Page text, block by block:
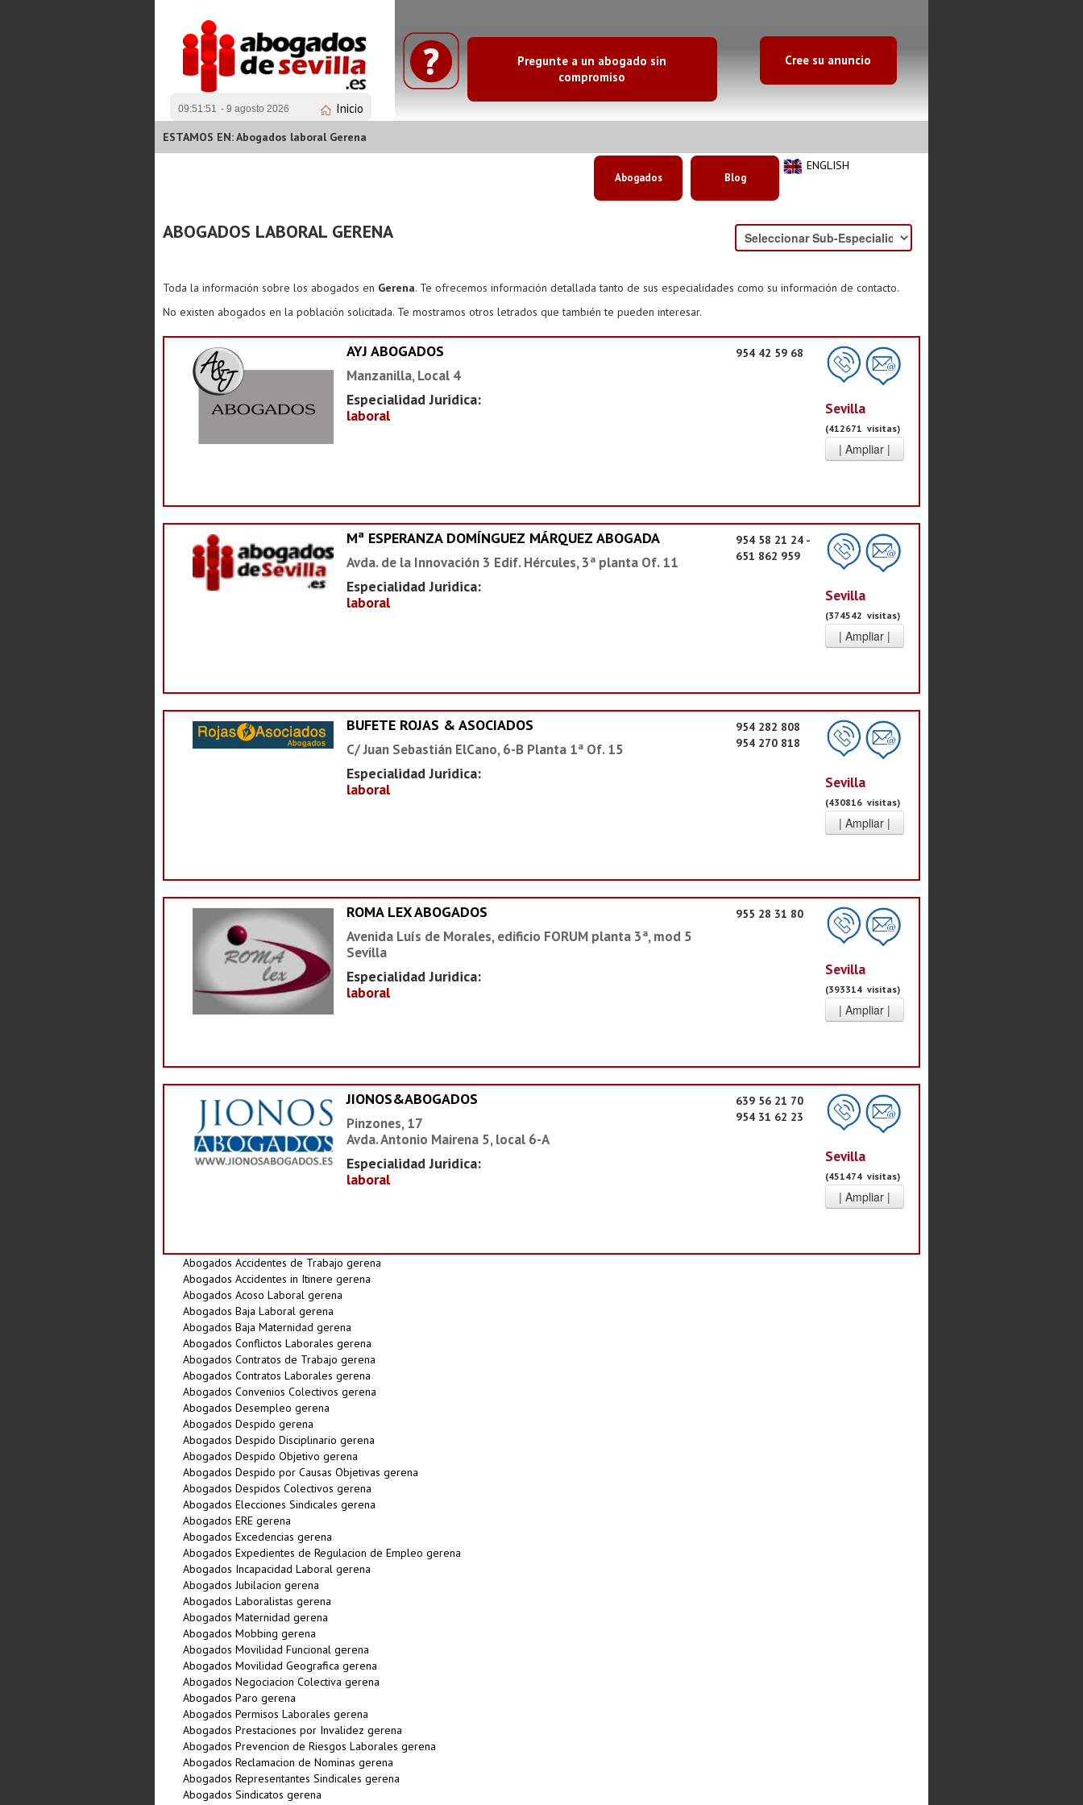
09:51:51 - 9 agosto 2026 Inicio
Pregunte a un abogado sin
compromiso
Cree su anuncio
ESTAMOS EN: Abogados laboral Gerena
ENGLISH
Abogados Blog
ABOGADOS LABORAL GERENA
Toda la información sobre los abogados en Gerena. Te ofrecemos información detallada tanto de sus especialidades como su información de contacto.
No existen abogados en la población solicitada. Te mostramos otros letrados que también te pueden interesar.
AYJ ABOGADOS
Manzanilla, Local 4
Especialidad Juridica:
laboral
954 42 59 68
Sevilla
(412671 visitas)
Mª ESPERANZA DOMÍNGUEZ MÁRQUEZ ABOGADA
Avda. de la Innovación 3 Edif. Hércules, 3ª planta Of. 11
Especialidad Juridica:
laboral
954 58 21 24 -
651 862 959
Sevilla
(374542 visitas)
BUFETE ROJAS & ASOCIADOS
C/ Juan Sebastián ElCano, 6-B Planta 1ª Of. 15
Especialidad Juridica:
laboral
954 282 808
954 270 818
Sevilla
(430816 visitas)
ROMA LEX ABOGADOS
Avenida Luís de Morales, edificio FORUM planta 3ª, mod 5
Sevilla
Especialidad Juridica:
laboral
955 28 31 80
Sevilla
(393314 visitas)
JIONOS&ABOGADOS
Pinzones, 17
Avda. Antonio Mairena 5, local 6-A
Especialidad Juridica:
laboral
639 56 21 70
954 31 62 23
Sevilla
(451474 visitas)
Abogados Accidentes de Trabajo gerena
Abogados Accidentes in Itinere gerena
Abogados Acoso Laboral gerena
Abogados Baja Laboral gerena
Abogados Baja Maternidad gerena
Abogados Conflictos Laborales gerena
Abogados Contratos de Trabajo gerena
Abogados Contratos Laborales gerena
Abogados Convenios Colectivos gerena
Abogados Desempleo gerena
Abogados Despido gerena
Abogados Despido Disciplinario gerena
Abogados Despido Objetivo gerena
Abogados Despido por Causas Objetivas gerena
Abogados Despidos Colectivos gerena
Abogados Elecciones Sindicales gerena
Abogados ERE gerena
Abogados Excedencias gerena
Abogados Expedientes de Regulacion de Empleo gerena
Abogados Incapacidad Laboral gerena
Abogados Jubilacion gerena
Abogados Laboralistas gerena
Abogados Maternidad gerena
Abogados Mobbing gerena
Abogados Movilidad Funcional gerena
Abogados Movilidad Geografica gerena
Abogados Negociacion Colectiva gerena
Abogados Paro gerena
Abogados Permisos Laborales gerena
Abogados Prestaciones por Invalidez gerena
Abogados Prevencion de Riesgos Laborales gerena
Abogados Reclamacion de Nominas gerena
Abogados Representantes Sindicales gerena
Abogados Sindicatos gerena